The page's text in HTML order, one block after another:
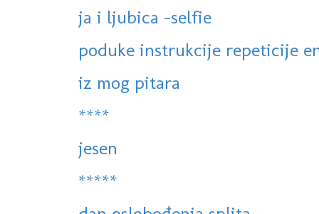
ja i ljubica -selfie
poduke instrukcije repeticije
iz mog pitara
****
jesen
*****